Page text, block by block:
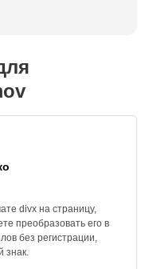
divx на страницу,
преобразовать его в
без регистрации,
знак.